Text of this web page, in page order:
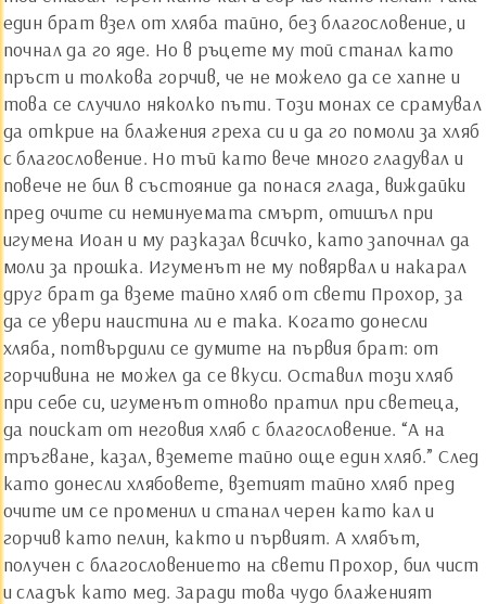
един брат взел от хляба тайно, без благословение, и
почнал да го яде. Но в ръцете му той станал като
пръст и толкова горчив, че не можело да се хапне и
това се случило няколко пъти. Този монах се срамувал
да открие на блажения греха си и да го помоли за хляб
с благословение. Но тъй като вече много гладувал и
повече не бил в състояние да понася глада, виждайки
пред очите си неминуемата смърт, отишъл при
игумена Иоан и му разказал всичко, като започнал да
моли за прошка. Игуменът не му повярвал и накарал
друг брат да вземе тайно хляб от свети Прохор, за
да се увери наистина ли е така. Когато донесли
хляба, потвърдили се думите на първия брат: от
горчивина не можел да се вкуси. Оставил този хляб
при себе си, игуменът отново пратил при светеца,
да поискат от неговия хляб с благословение. “А на
тръгване, казал, вземете тайно още един хляб.” След
като донесли хлябовете, взетият тайно хляб пред
очите им се променил и станал черен като кал и
горчив като пелин, както и първият. А хлябът,
получен с благословението на свети Прохор, бил чист
и сладък като мед. Заради това чудо блаженият